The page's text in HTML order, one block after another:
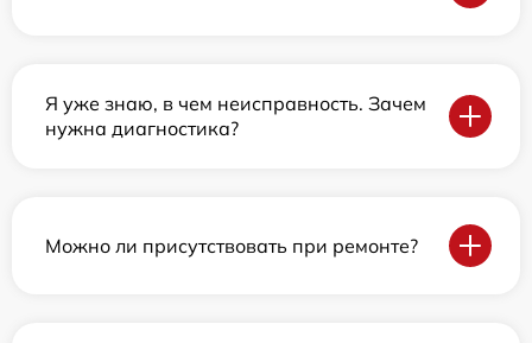
Я уже знаю, в чем неисправность. Зачем
нужна диагностика?
Можно ли присутствовать при ремонте?